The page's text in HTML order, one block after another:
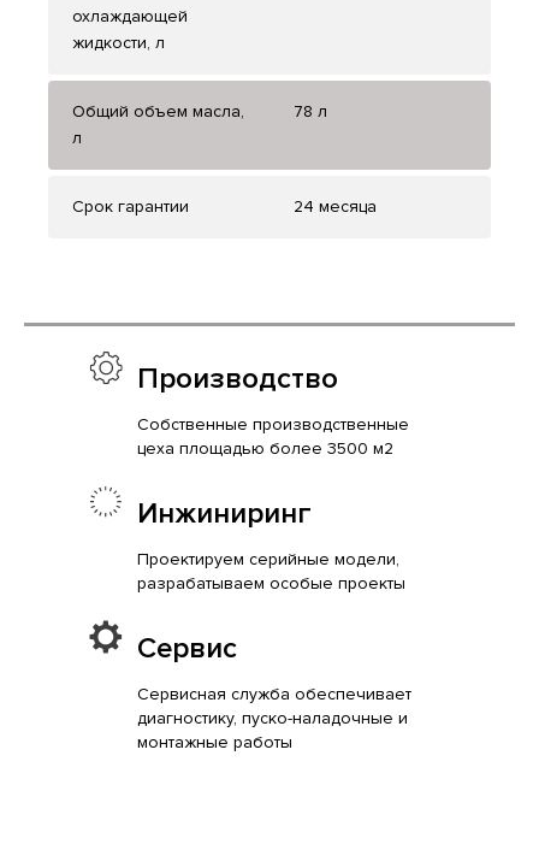
охлаждающей
жидкости, л
Общий объем масла,
л
78 л
Срок гарантии 24 месяца
Производство
Собственные производственные
цеха площадью более 3500 м2
Инжиниринг
Проектируем серийные модели,
разрабатываем особые проекты
Сервис
Сервисная служба обеспечивает
диагностику, пуско-наладочные и
монтажные работы